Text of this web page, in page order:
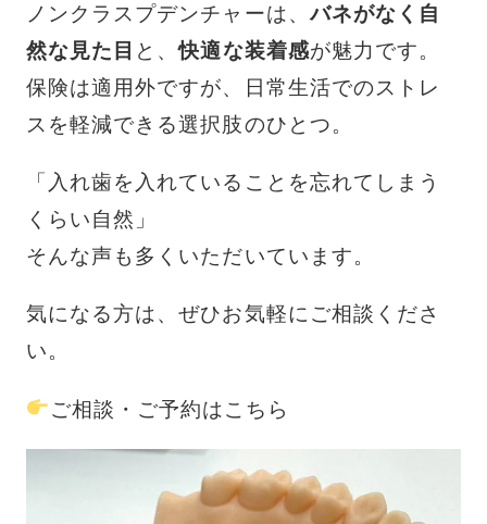
ノンクラスプデンチャーは、バネがなく自
然な見た目 と、快適な装着感が魅力です。
保険は適用外ですが、日常生活でのストレ
スを軽減できる選択肢のひとつ。
「入れ歯を入れていることを忘れてしまう
くらい自然」
そんな声も多くいただいています。
気になる方は、ぜひお気軽にご相談くださ
い。
ご相談・ご予約はこちら